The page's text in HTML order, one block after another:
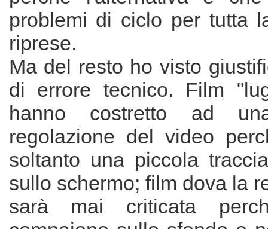
problemi di ciclo per tutta
riprese.
Ma del resto ho visto
di errore tecnico. Film
hanno costretto ad
regolazione del video
soltanto una piccola
sullo schermo; film dova la
sarà mai criticata